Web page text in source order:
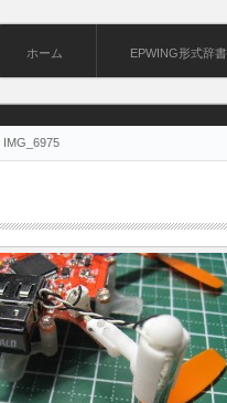
ホーム EPWING形式辞書
IMG_6975